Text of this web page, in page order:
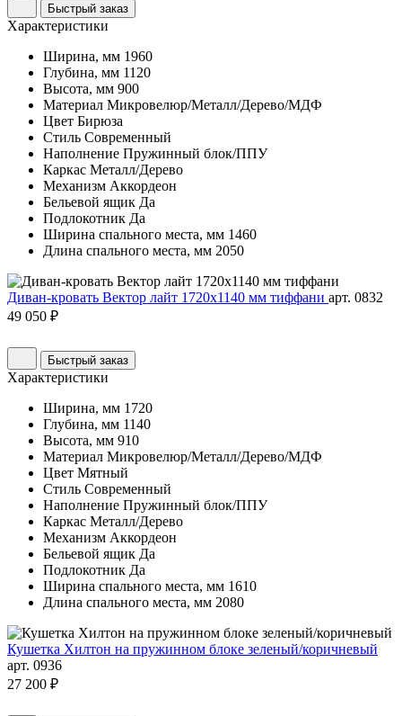
Быстрый заказ
Характеристики
Ширина, мм 1960
Глубина, мм 1120
Высота, мм 900
Материал Микровелюр/Металл/Дерево/МДФ
Цвет Бирюза
Стиль Современный
Наполнение Пружинный блок/ППУ
Каркас Металл/Дерево
Механизм Аккордеон
Бельевой ящик Да
Подлокотник Да
Ширина спального места, мм 1460
Длина спального места, мм 2050
Диван-кровать Вектор лайт 1720х1140 мм тиффани арт. 0832
49 050 ₽
Быстрый заказ
Характеристики
Ширина, мм 1720
Глубина, мм 1140
Высота, мм 910
Материал Микровелюр/Металл/Дерево/МДФ
Цвет Мятный
Стиль Современный
Наполнение Пружинный блок/ППУ
Каркас Металл/Дерево
Механизм Аккордеон
Бельевой ящик Да
Подлокотник Да
Ширина спального места, мм 1610
Длина спального места, мм 2080
Кушетка Хилтон на пружинном блоке зеленый/коричневый
арт. 0936
27 200 ₽